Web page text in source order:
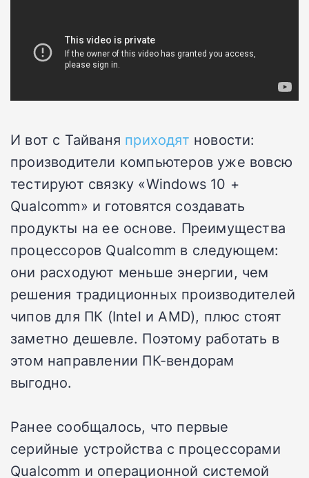
И вот с Тайваня приходят новости:
производители компьютеров уже вовсю
тестируют связку «Windows 10 +
Qualcomm» и готовятся создавать
продукты на ее основе. Преимущества
процессоров Qualcomm в следующем:
они расходуют меньше энергии, чем
решения традиционных производителей
чипов для ПК (Intel и AMD), плюс стоят
заметно дешевле. Поэтому работать в
этом направлении ПК-вендорам
выгодно.
Ранее сообщалось, что первые
серийные устройства с процессорами
Qualcomm и операционной системой